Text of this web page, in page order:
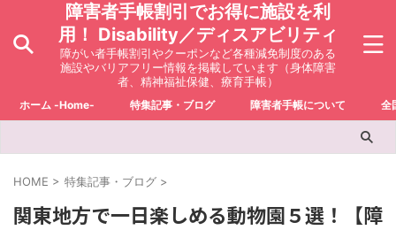
障害者手帳割引でお得に施設を利
用！ Disability／ディスアビリティ
障がい者手帳割引やクーポンなど各種減免制度のある
施設やバリアフリー情報を掲載しています（身体障害
者、精神福祉保健、療育手帳）
ホーム -Home- 特集記事・ブログ 障害者手帳について 全
HOME > 特集記事・ブログ >
関東地方で一日楽しめる動物園５選！【障